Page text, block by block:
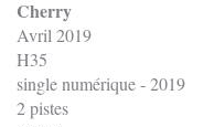
Cherry
Avril 2019
H35
single numérique - 2019
2 pistes